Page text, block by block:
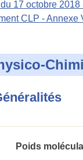
17 octobre
CLP -
Poids